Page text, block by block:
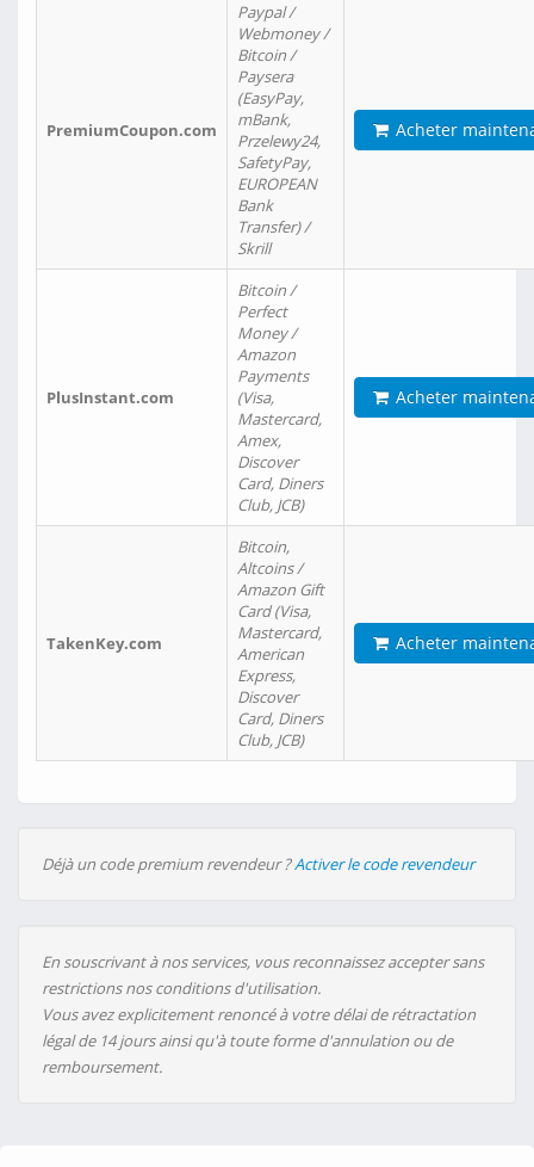
PremiumCoupon.com
Paypal /
Webmoney /
Bitcoin /
Paysera
(EasyPay,
mBank,
Przelewy24,
SafetyPay,
EUROPEAN
Bank
Transfer) /
Skrill
Acheter
PlusInstant.com
Bitcoin /
Perfect
Money /
Amazon
Payments
(Visa,
Mastercard,
Amex,
Discover
Card, Diners
Club, JCB)
Acheter
TakenKey.com
Bitcoin,
Altcoins /
Amazon Gift
Card (Visa,
Mastercard,
American
Express,
Discover
Card, Diners
Club, JCB)
Acheter
Déjà un code premium revendeur ?Activer le code revendeur
En souscrivant à nos services, vous reconnaissez accepter sans
restrictions nos conditions d'utilisation.
Vous avez explicitement renoncé à votre délai de rétractation
légal de 14 jours ainsi qu'à toute forme d'annulation ou de
remboursement.